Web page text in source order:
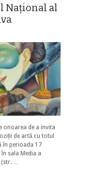
Național al
onoarea de a invita
de artă cu totul
în perioada 17
sala Media a
(str. …